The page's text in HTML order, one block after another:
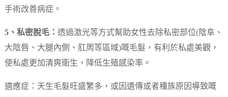
手術改善病症。
5、私密脫毛： 透過激光等方式幫助女性去除私密部位(陰阜、
大陰唇、大腿內側、肛周等區域)嘅毛髮，有利於私處美觀，
使私處更加清爽衛生，降低生殖感染率。
適應症：天生毛髮旺盛繁多，或因遺傳或者種族原因導致嘅